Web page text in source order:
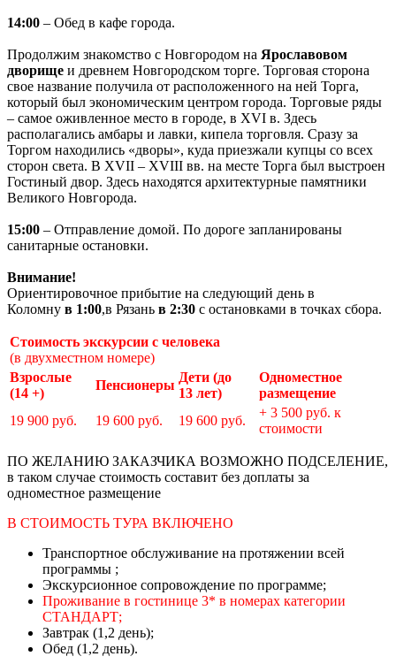
14:00 – Обед в кафе города.
Продолжим знакомство с Новгородом на Ярославовом
дворище и древнем Новгородском торге. Торговая сторона
свое название получила от расположенного на ней Торга,
который был экономическим центром города. Торговые ряды
– самое оживленное место в городе, в XVI в. Здесь
располагались амбары и лавки, кипела торговля. Сразу за
Торгом находились «дворы», куда приезжали купцы со всех
сторон света. В XVII – XVIII вв. на месте Торга был выстроен
Гостиный двор. Здесь находятся архитектурные памятники
Великого Новгорода.
15:00 – Отправление домой. По дороге запланированы
санитарные остановки.
Внимание!
Ориентировочное прибытие на следующий день в
Коломну в 1:00,в Рязань в 2:30 с остановками в точках сбора.
Стоимость экскурсии с человека
(в двухместном номере)
Взрослые
(14 +)
Пенсионеры
Дети (до
13 лет)
Одноместное
размещение
19 900 руб.
19 600 руб. 19 600 руб.
+ 3 500 руб. к
стоимости
ПО ЖЕЛАНИЮ ЗАКАЗЧИКА ВОЗМОЖНО ПОДСЕЛЕНИЕ,
в таком случае стоимость составит без доплаты за
одноместное размещение
В СТОИМОСТЬ ТУРА ВКЛЮЧЕНО
Транспортное обслуживание на протяжении всей
программы ;
Экскурсионное сопровождение по программе;
Проживание в гостинице 3* в номерах категории
СТАНДАРТ;
Завтрак (1,2 день);
Обед (1,2 день).